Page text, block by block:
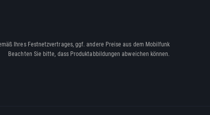
Ihres Festnetzvertrages, ggf. andere Preise aus dem Mobilfunk
Beachten Sie bitte, dass Produktabbildungen abweichen können.